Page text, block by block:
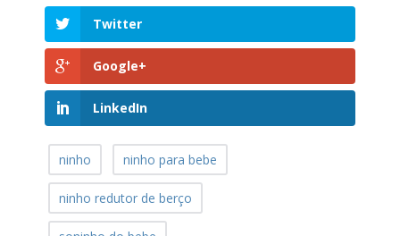
Twitter
Google+
LinkedIn
ninho ninho para bebe
ninho redutor de berço